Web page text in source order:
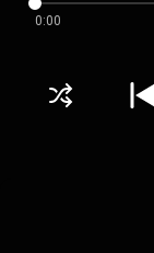
0:00